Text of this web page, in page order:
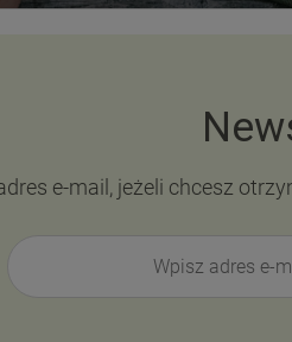
e-mail, jeżeli chcesz